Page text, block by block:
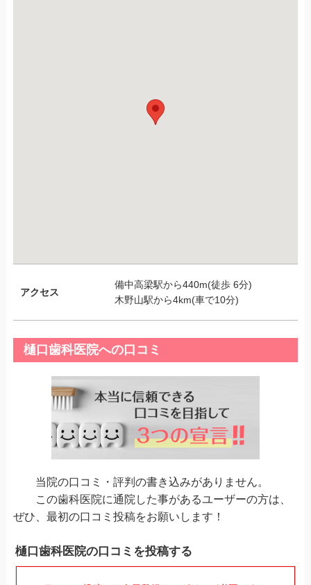
アクセス
備中高梁駅から440m(徒歩 6分)
木野山駅から4km(車で10分)
樋口歯科医院への口コミ
当院の口コミ・評判の書き込みがありません。
この歯科医院に通院した事があるユーザーの方は、
ぜひ、最初の口コミ投稿をお願いします！
樋口歯科医院の口コミを投稿する